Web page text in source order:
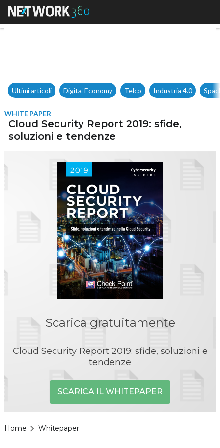
Cloud Security Report 2019:
Ultimi articoli Digital Economy Telco Industria 4.0
WHITE PAPER
Cloud Security Report 2019: sfide,
soluzioni e tendenze
Scarica gratuitamente
Cloud Security Report 2019: sfide, soluzioni e
tendenze
SCARICA IL WHITEPAPER
Home Whitepaper